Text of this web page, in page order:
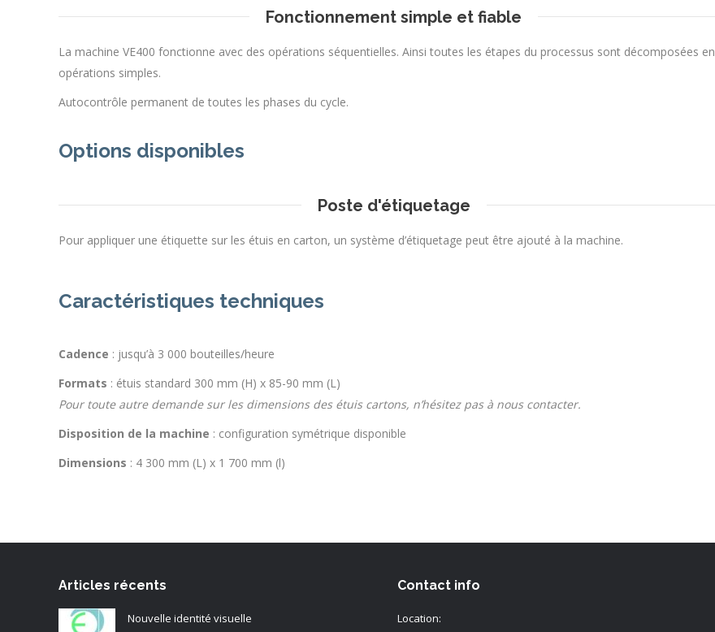
Fonctionnement simple et fiable
La machine VE400 fonctionne avec des opérations séquentielles. Ainsi toutes les étapes du processus sont décomposées en
opérations simples.
Autocontrôle permanent de toutes les phases du cycle.
Options disponibles
Poste d'étiquetage
Pour appliquer une étiquette sur les étuis en carton, un système d’étiquetage peut être ajouté à la machine.
Caractéristiques techniques
Cadence : jusqu’à 3 000 bouteilles/heure
Formats : étuis standard 300 mm (H) x 85-90 mm (L)
Pour toute autre demande sur les dimensions des étuis cartons, n’hésitez pas à nous contacter.
Disposition de la machine : configuration symétrique disponible
Dimensions : 4 300 mm (L) x 1 700 mm (l)
Articles récents
Nouvelle identité visuelle
Contact info
Location: